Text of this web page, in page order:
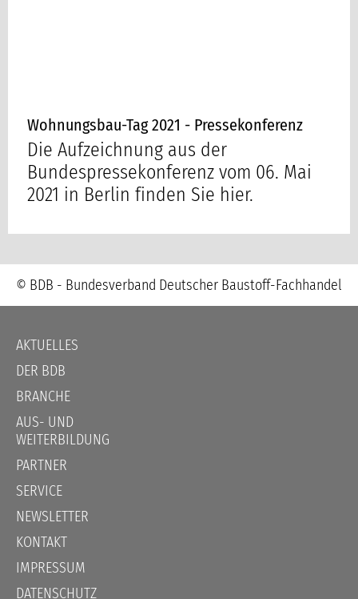
Wohnungsbau-Tag 2021 - Pressekonferenz
Die Aufzeichnung aus der
Bundespressekonferenz vom 06. Mai
2021 in Berlin finden Sie hier.
© BDB - Bundesverband Deutscher Baustoff-Fachhandel
Navigation
überspringen
AKTUELLES
DER BDB
BRANCHE
AUS- UND
WEITERBILDUNG
PARTNER
SERVICE
NEWSLETTER
KONTAKT
IMPRESSUM
DATENSCHUTZ